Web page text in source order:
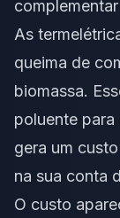
As
queima de
biomassa.
poluente para
gera um
na sua conta
O custo